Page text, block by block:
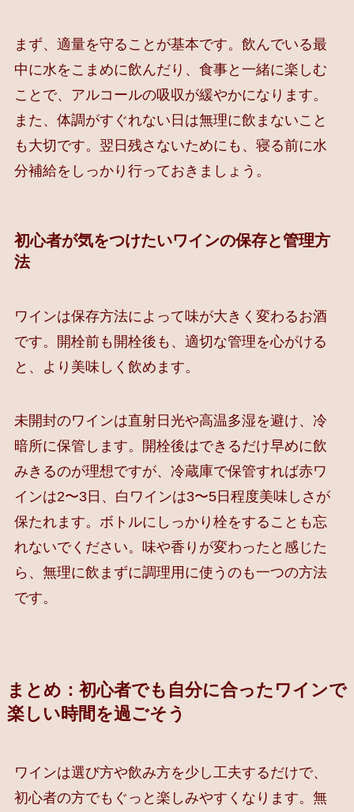
まず、適量を守ることが基本です。飲んでいる最
中に水をこまめに飲んだり、食事と一緒に楽しむ
ことで、アルコールの吸収が緩やかになります。
また、体調がすぐれない日は無理に飲まないこと
も大切です。翌日残さないためにも、寝る前に水
分補給をしっかり行っておきましょう。
初心者が気をつけたいワインの保存と管理方
法
ワインは保存方法によって味が大きく変わるお酒
です。開栓前も開栓後も、適切な管理を心がける
と、より美味しく飲めます。
未開封のワインは直射日光や高温多湿を避け、冷
暗所に保管します。開栓後はできるだけ早めに飲
みきるのが理想ですが、冷蔵庫で保管すれば赤ワ
インは2〜3日、白ワインは3〜5日程度美味しさが
保たれます。ボトルにしっかり栓をすることも忘
れないでください。味や香りが変わったと感じた
ら、無理に飲まずに調理用に使うのも一つの方法
です。
まとめ：初心者でも自分に合ったワインで
楽しい時間を過ごそう
ワインは選び方や飲み方を少し工夫するだけで、
初心者の方でもぐっと楽しみやすくなります。無